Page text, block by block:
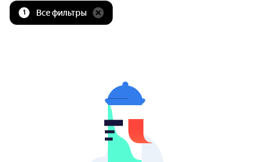
1 Все фильтры